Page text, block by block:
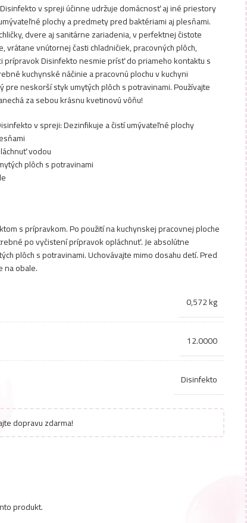
v spreji účinne udržuje domácnosť aj iné priestory
plochy a predmety pred baktériami aj plesňami.
dvere aj sanitárne zariadenia, v perfektnej čistote
vrátane vnútornej časti chladničiek, pracovných plôch,
prípravok Disinfekto nesmie prísť do priameho kontaktu s
kuchynské náčinie a pracovnú plochu v kuchyni
pre neskorší styk umytých plôch s potravinami. Používajte
za sebou krásnu kvetinovú vôňu!
v spreji: Dezinfikuje a čistí umývateľné plochy
vodou
plôch s potravinami
s prípravkom. Po použití na kuchynskej pracovnej ploche
po vyčistení prípravok opláchnuť. Je absolútne
plôch s potravinami. Uchovávajte mimo dosahu detí. Pred
na obale.
0,572 kg
12.0000
Disinfekto
dopravu zdarma!
produkt.